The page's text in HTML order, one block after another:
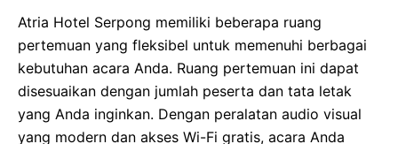
Atria Hotel Serpong memiliki beberapa ruang
pertemuan yang fleksibel untuk memenuhi berbagai
kebutuhan acara Anda. Ruang pertemuan ini dapat
disesuaikan dengan jumlah peserta dan tata letak
yang Anda inginkan. Dengan peralatan audio visual
yang modern dan akses Wi-Fi gratis, acara Anda